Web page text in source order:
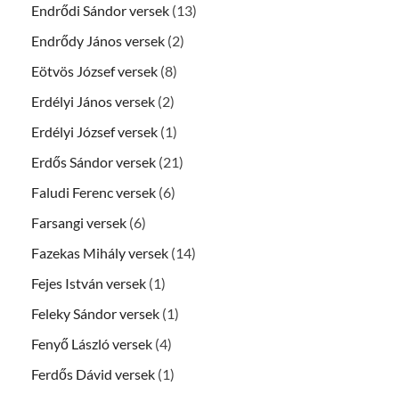
Endrődi Sándor versek (13)
Endrődy János versek (2)
Eötvös József versek (8)
Erdélyi János versek (2)
Erdélyi József versek (1)
Erdős Sándor versek (21)
Faludi Ferenc versek (6)
Farsangi versek (6)
Fazekas Mihály versek (14)
Fejes István versek (1)
Feleky Sándor versek (1)
Fenyő László versek (4)
Ferdős Dávid versek (1)